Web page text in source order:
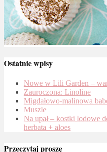
Ostatnie wpisy
Nowe w Lili Garden –
Zauroczona: Linoline
Migdałowo-malinowa
Muszle
Na upał – kostki lodowe
herbata + aloes
Przeczytaj proszę